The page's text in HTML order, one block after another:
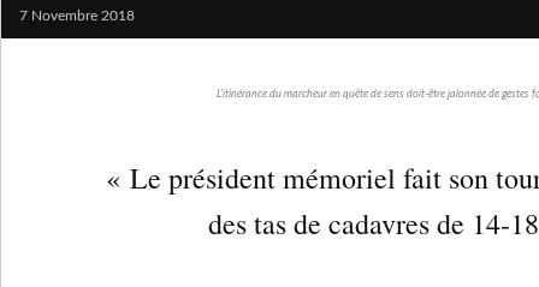
7 Novembre 2018
L'itinérance du marcheur en quête de sens doit-être jalonnée de gestes
« Le président mémoriel fait son
des tas de cadavres de 14-